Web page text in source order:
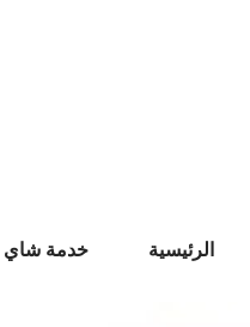
الرئيسية خدمة شاي